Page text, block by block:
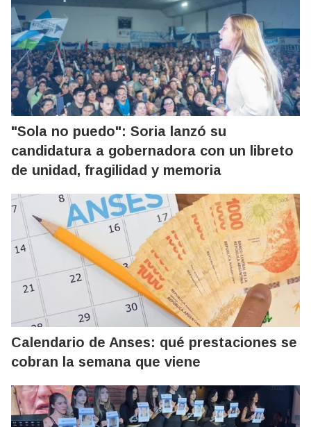
"Sola no puedo": Soria lanzó su
candidatura a gobernadora con un libreto
de unidad, fragilidad y memoria
Calendario de Anses: qué prestaciones se
cobran la semana que viene